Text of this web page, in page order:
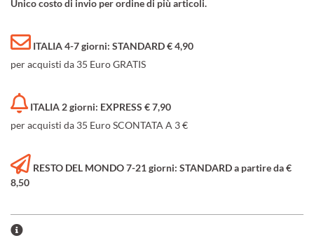
Unico costo di invio per ordine di più articoli.
ITALIA 4-7 giorni: STANDARD € 4,90
per acquisti da 35 Euro GRATIS
ITALIA 2 giorni: EXPRESS € 7,90
per acquisti da 35 Euro SCONTATA A 3 €
RESTO DEL MONDO 7-21 giorni: STANDARD a partire da €
8,50